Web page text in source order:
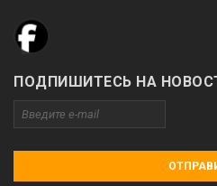
ПОДПИШИТЕСЬ НА